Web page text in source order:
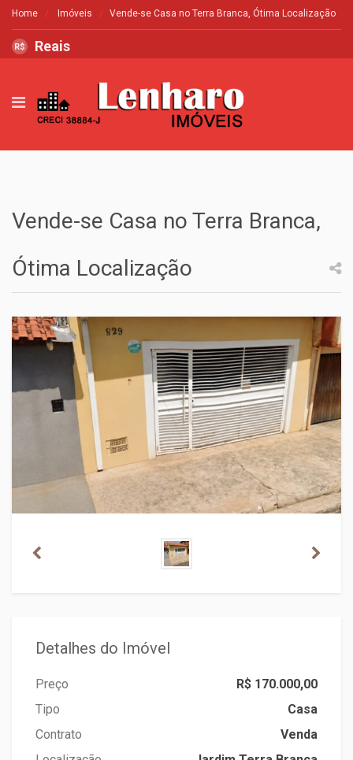
Home Imóveis Vende-se Casa no Terra Branca, Ótima Localização
R$ Reais
Vende-se Casa no Terra Branca,
Ótima Localização
Detalhes do Imóvel
Preço
R$ 170.000,00
Tipo
Casa
Contrato
Venda